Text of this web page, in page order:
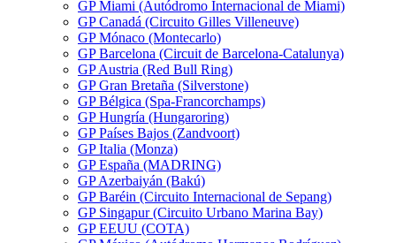
GP Miami (Autódromo Internacional de Miami)
GP Canadá (Circuito Gilles Villeneuve)
GP Mónaco (Montecarlo)
GP Barcelona (Circuit de Barcelona-Catalunya)
GP Austria (Red Bull Ring)
GP Gran Bretaña (Silverstone)
GP Bélgica (Spa-Francorchamps)
GP Hungría (Hungaroring)
GP Países Bajos (Zandvoort)
GP Italia (Monza)
GP España (MADRING)
GP Azerbaiyán (Bakú)
GP Baréin (Circuito Internacional de Sepang)
GP Singapur (Circuito Urbano Marina Bay)
GP EEUU (COTA)